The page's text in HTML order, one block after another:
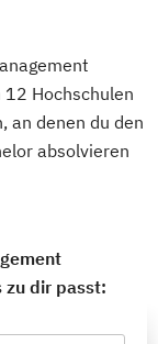
Hochschulen
an denen du den
absolvieren
zu dir passt: